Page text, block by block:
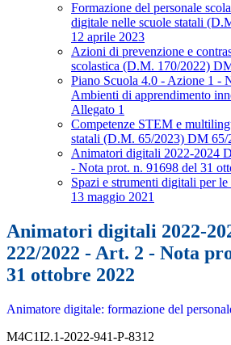
Formazione del personale
digitale nelle scuole statali
12 aprile 2023
Azioni di prevenzione e
scolastica (D.M. 170/2022)
Piano Scuola 4.0 - Azione 1 -
Ambienti di apprendimento
Allegato 1
Competenze STEM e
statali (D.M. 65/2023) DM 65/
Animatori digitali 2022-2024
- Nota prot. n. 91698 del 31
Spazi e strumenti digitali per
13 maggio 2021
Animatori digitali 2022-
222/2022 - Art. 2 - Nota
31 ottobre 2022
Animatore digitale: formazione del
M4C1I2.1-2022-941-P-8312